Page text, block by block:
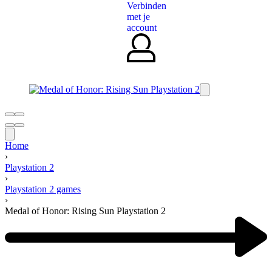
Verbinden
met je
account
Home
›
Playstation 2
›
Playstation 2 games
›
Medal of Honor: Rising Sun Playstation 2